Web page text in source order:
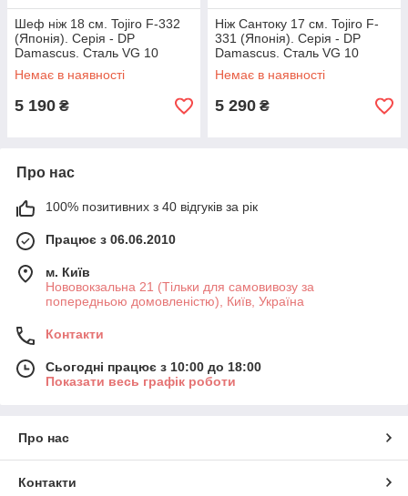
Шеф ніж 18 см. Tojiro F-332
(Японія). Серія - DP
Damascus. Сталь VG 10
дамаск 37 шарів. Руків'я —
Дерево-полімерний композит.
Немає в наявності
5 190 ₴
Ніж Сантоку 17 см. Tojiro F-
331 (Японія). Серія - DP
Damascus. Сталь VG 10
дамаск 37 шарів. Руків'я —
Дерево-полімерний композит.
Немає в наявності
5 290 ₴
Про нас
100% позитивних з 40 відгуків за рік
Працює з 06.06.2010
м. Київ
Нововокзальна 21 (Тільки для самовивозу за
попередньою домовленістю), Київ, Україна
Контакти
Сьогодні працює з 10:00 до 18:00
Показати весь графік роботи
Про нас
Контакти